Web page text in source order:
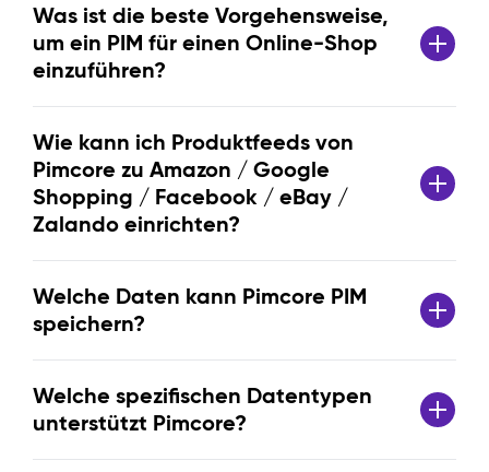
Was ist die beste Vorgehensweise,
um ein PIM für einen Online-Shop
einzuführen?
Wie kann ich Produktfeeds von
Pimcore zu Amazon / Google
Shopping / Facebook / eBay /
Zalando einrichten?
Welche Daten kann Pimcore PIM
speichern?
Welche spezifischen Datentypen
unterstützt Pimcore?